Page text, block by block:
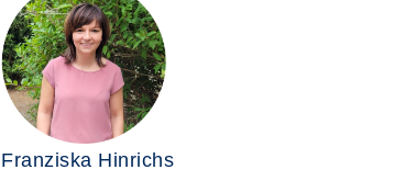
Franziska Hinrichs